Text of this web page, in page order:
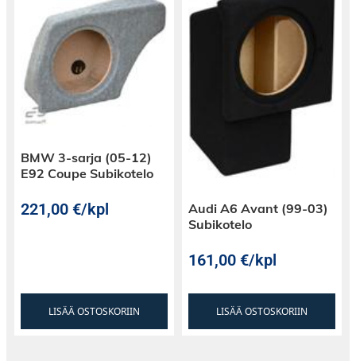
Kaiutinsarjan asentaminen ei vaadi mitään
muokkauksia autoon tai auton rakenteisiin,
alkuperäisten kaiuttimien tilalle ja alkuperäisiä
paperimassakartiolla, butyylikumiripustuksella
ja tehokkaalla 85 x 17mm magneetilla. Nämä
takaavat suuren tehonkeston sekä 93dB:n
herkkyyden.
BMW 3-sarja (05-12)
E92 Coupe Subikotelo
221,00€/kpl
LISÄÄ OSTOSKORIIN
Audi A6 Avant (99-03)
Subikotelo
161,00€/kpl
LISÄÄ OSTOSKORIIN